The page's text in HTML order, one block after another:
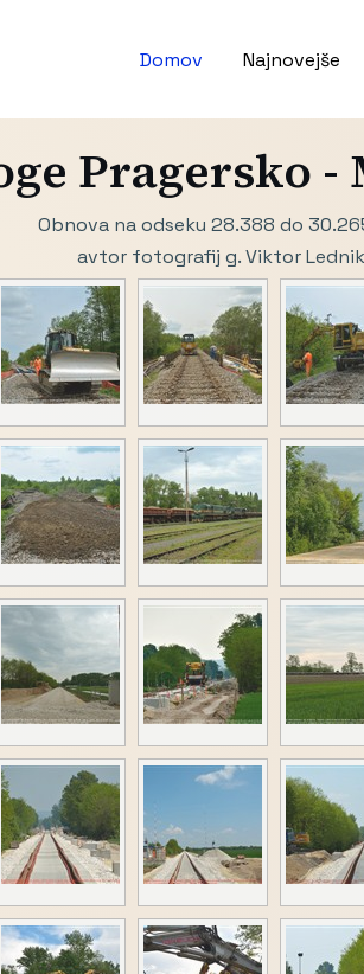
Domov Najnovejše
Pragersko -
Obnova na odseku 28.388 do
avtor fotografij g. Viktor Lednik